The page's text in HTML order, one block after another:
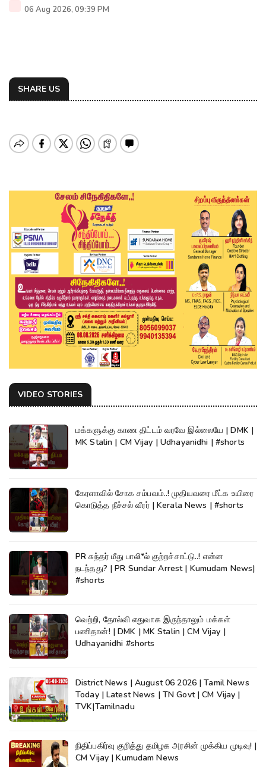
06 Aug 2026, 09:39 PM
SHARE US
VIDEO STORIES
மக்களுக்கு காண திட்டம் வரவே இல்லையே | DMK |
MK Stalin | CM Vijay | Udhayanidhi | #shorts
கேரளாவில் சோக சம்பவம்..! முதியவரை மீட்க உயிரை
கொடுத்த நீச்சல் வீரர் | Kerala News | #shorts
PR சுந்தர் மீது பாலி*ல் குற்றச்சாட்டு..! என்ன
நடந்தது? | PR Sundar Arrest | Kumudam News|
#shorts
வெற்றி, தோல்வி எதுவாக இருந்தாலும் மக்கள்
பணிதான்! | DMK | MK Stalin | CM Vijay |
Udhayanidhi #shorts
District News | August 06 2026 | Tamil News
Today | Latest News | TN Govt | CM Vijay |
TVK|Tamilnadu
நிதிப்பகிர்வு குறித்து தமிழக அரசின் முக்கிய முடிவு! |
CM Vijay | Kumudam News